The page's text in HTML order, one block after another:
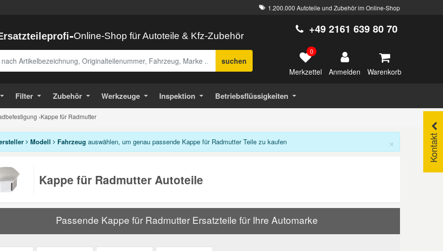
1.200.000 Autoteile und Zubehör im Online-Shop
-Online-Shop für Autoteile & Kfz-Zubehör
suchen
+49 2161 639 80 70
0
Merkzettel Anmelden Warenkorb
Filter Zubehör Werkzeuge Inspektion Betriebsflüssigkeiten
›Kappe für Radmutter
Kontakt
×
Modell Fahrzeug auswählen, um genau passende Kappe für Radmutter Teile zu kaufen
Kappe für Radmutter Autoteile
Passende Kappe für Radmutter Ersatzteile für Ihre Automarke